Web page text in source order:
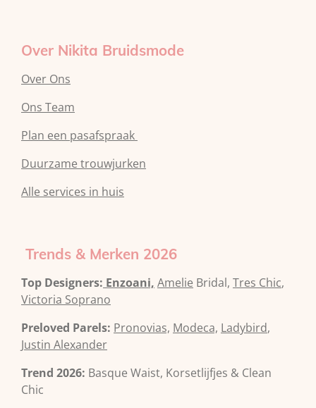
Over Nikita Bruidsmode
Over Ons
Ons Team
Plan een pasafspraak
Duurzame trouwjurken
Alle services in huis
Trends & Merken 2026
Top Designers: Enzoani, Amelie Bridal, Tres Chic,
Victoria Soprano
Preloved Parels: Pronovias, Modeca, Ladybird,
Justin Alexander
Trend 2026: Basque Waist, Korsetlijfjes & Clean
Chic